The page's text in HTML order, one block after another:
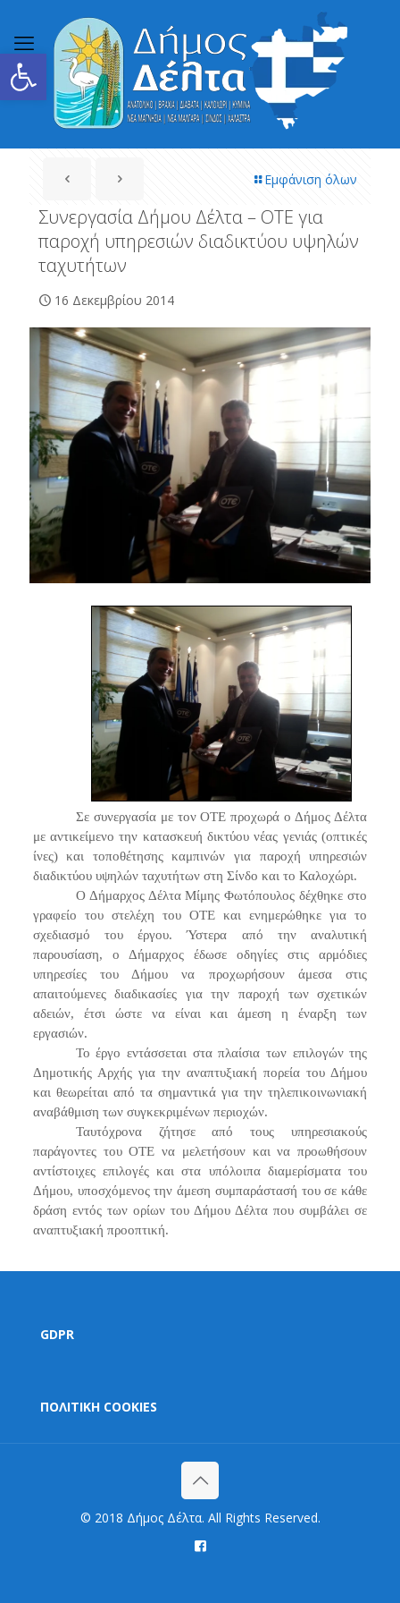
Ανοίξτε τη γραμμή εργαλείων
Εμφάνιση όλων
Συνεργασία Δήμου Δέλτα – ΟΤΕ για
παροχή υπηρεσιών διαδικτύου υψηλών
ταχυτήτων
16 Δεκεμβρίου 2014
Σε συνεργασία με τον ΟΤΕ προχωρά ο Δήμος Δέλτα
με αντικείμενο την κατασκευή δικτύου νέας γενιάς (οπτικές
ίνες) και τοποθέτησης καμπινών για παροχή υπηρεσιών
διαδικτύου υψηλών ταχυτήτων στη Σίνδο και το Καλοχώρι.
Ο Δήμαρχος Δέλτα Μίμης Φωτόπουλος δέχθηκε στο
γραφείο του στελέχη του ΟΤΕ και ενημερώθηκε για το
σχεδιασμό του έργου. Ύστερα από την αναλυτική
παρουσίαση, ο Δήμαρχος έδωσε οδηγίες στις αρμόδιες
υπηρεσίες του Δήμου να προχωρήσουν άμεσα στις
απαιτούμενες διαδικασίες για την παροχή των σχετικών
αδειών, έτσι ώστε να είναι και άμεση η έναρξη των
εργασιών.
Το έργο εντάσσεται στα πλαίσια των επιλογών της
Δημοτικής Αρχής για την αναπτυξιακή πορεία του Δήμου
και θεωρείται από τα σημαντικά για την τηλεπικοινωνιακή
αναβάθμιση των συγκεκριμένων περιοχών.
Ταυτόχρονα ζήτησε από τους υπηρεσιακούς
παράγοντες του ΟΤΕ να μελετήσουν και να προωθήσουν
αντίστοιχες επιλογές και στα υπόλοιπα διαμερίσματα του
Δήμου, υποσχόμενος την άμεση συμπαράστασή του σε κάθε
δράση εντός των ορίων του Δήμου Δέλτα που συμβάλει σε
αναπτυξιακή προοπτική.
GDPR
ΠΟΛΙΤΙΚΗ COOKIES
© 2018 Δήμος Δέλτα. All Rights Reserved.